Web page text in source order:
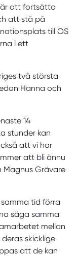
är att fortsätta
att stå på
till OS
i ett
två största
Hanna och
14
stunder kan
att vi har
att bli ännu
Grävare
tid förra
säga samma
mellan
skicklige
att de kan